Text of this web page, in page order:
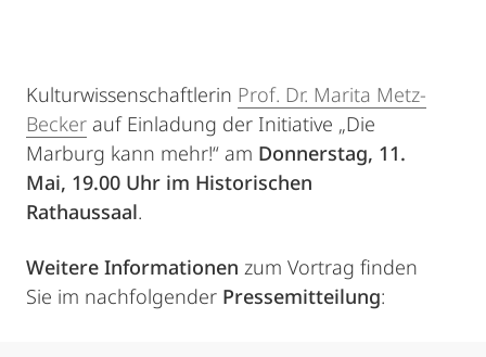
Kulturwissenschaftlerin Prof. Dr. Marita Metz-
Becker auf Einladung der Initiative „Die
Marburg kann mehr!“ am Donnerstag, 11.
Mai, 19.00 Uhr im Historischen
Rathaussaal.
Weitere Informationen zum Vortrag finden
Sie im nachfolgender Pressemitteilung: